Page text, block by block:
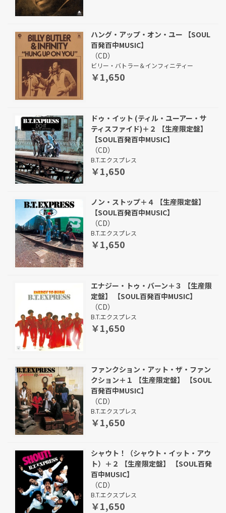
ハング・アップ・オン・ユー 【SOUL
百発百中MUSIC】
（CD）
ビリー・バトラー＆インフィニティー
￥1,650
ドゥ・イット (ティル・ユーアー・サ
ティスファイド)＋２ 【生産限定盤】
【SOUL百発百中MUSIC】
（CD）
B.T.エクスプレス
￥1,650
ノン・ストップ＋４ 【生産限定盤】
【SOUL百発百中MUSIC】
（CD）
B.T.エクスプレス
￥1,650
エナジー・トゥ・バーン＋３ 【生産限
定盤】 【SOUL百発百中MUSIC】
（CD）
B.T.エクスプレス
￥1,650
ファンクション・アット・ザ・ファン
クション＋１ 【生産限定盤】 【SOUL
百発百中MUSIC】
（CD）
B.T.エクスプレス
￥1,650
シャウト！（シャウト・イット・アウ
ト）＋２ 【生産限定盤】 【SOUL百発
百中MUSIC】
（CD）
B.T.エクスプレス
￥1,650